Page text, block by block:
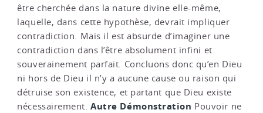
être cherchée dans la nature divine elle-même,
laquelle, dans cette hypothèse, devrait impliquer
contradiction. Mais il est absurde d’imaginer une
contradiction dans l’être absolument infini et
souverainement parfait. Concluons donc qu’en Dieu
ni hors de Dieu il n’y a aucune cause ou raison qui
détruise son existence, et partant que Dieu existe
nécessairement.Autre Démonstration Pouvoir ne